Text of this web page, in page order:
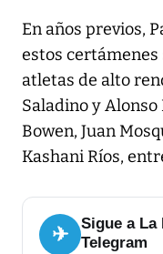
En años previos,
estos certámenes
atletas de alto
Saladino y Alonso
Bowen, Juan
Kashani Ríos,
✈
Sigue a La
Telegram